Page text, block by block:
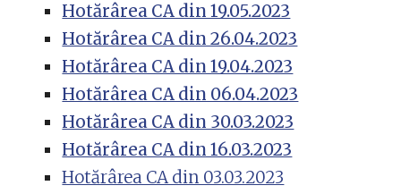
Hotărârea CA din 19.05.2023
Hotărârea CA din 26.04.2023
Hotărârea CA din 19.04.2023
Hotărârea CA din 06.04.2023
Hotărârea CA din 30.03.2023
Hotărârea CA din 16.03.2023
Hotărârea CA din 03.03.2023